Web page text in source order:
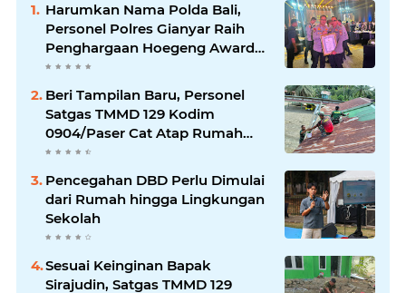
Harumkan Nama Polda Bali,
Personel Polres Gianyar Raih
Penghargaan Hoegeng Awards
2026
Beri Tampilan Baru, Personel
Satgas TMMD 129 Kodim
0904/Paser Cat Atap Rumah
Marbot
Pencegahan DBD Perlu Dimulai
dari Rumah hingga Lingkungan
Sekolah
Sesuai Keinginan Bapak
Sirajudin, Satgas TMMD 129